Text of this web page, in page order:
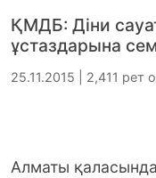
ҚМДБ: Діни
ұстаздарына
25.11.2015 | 2,411 рет
Алматы